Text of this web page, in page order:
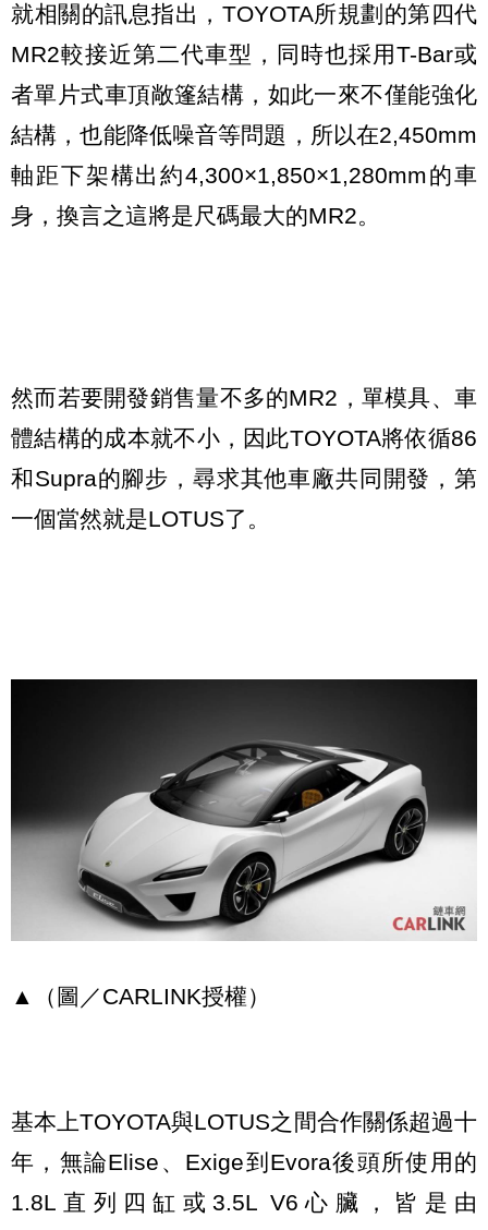
就相關的訊息指出，TOYOTA所規劃的第四代
MR2較接近第二代車型，同時也採用T-Bar或
者單片式車頂敞篷結構，如此一來不僅能強化
結構，也能降低噪音等問題，所以在2,450mm
軸距下架構出約4,300×1,850×1,280mm的車
身，換言之這將是尺碼最大的MR2。
然而若要開發銷售量不多的MR2，單模具、車
體結構的成本就不小，因此TOYOTA將依循86
和Supra的腳步，尋求其他車廠共同開發，第
一個當然就是LOTUS了。
▲（圖／CARLINK授權）
基本上TOYOTA與LOTUS之間合作關係超過十
年，無論Elise、Exige到Evora後頭所使用的
1.8L直列四缸或3.5L V6心臟，皆是由